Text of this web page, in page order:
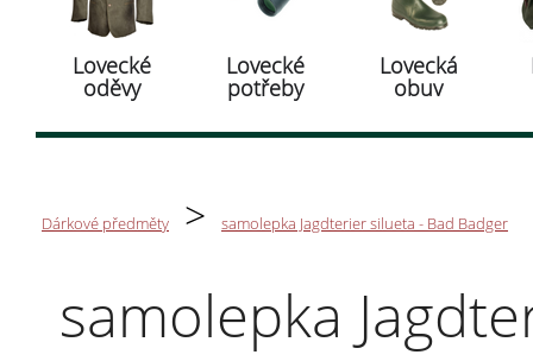
Lovecké
oděvy
Lovecké
potřeby
Lovecká
obuv
Dárkové předměty > samolepka Jagdterier silueta - Bad Badger
samolepka